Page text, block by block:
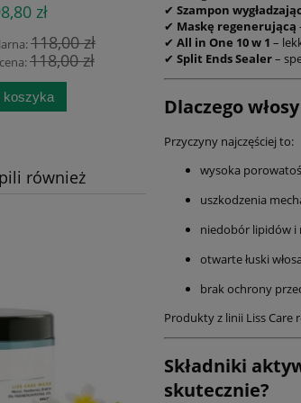
i witaminy.
naturalnego
włosów.
Opóźnienie
stanu skóry.
zł
118,00 zł
118,00 zł
koszyka
Zestaw-
Pobudza
Sebum |
Zapobiega
Naturalne
Drzewa
Papryka,
239,00
również
✔ Szampon
✔ Maskę regenerującą
✔ All in One 10 w 1 –
✔ Split Ends Sealer–
Dlaczego
Przyczyny najczęściej to:
wysoka
uszkodzenia
niedobór lipidów i
otwarte łuski
brak ochrony
Produkty z linii Liss Care
Składniki
skutecznie?